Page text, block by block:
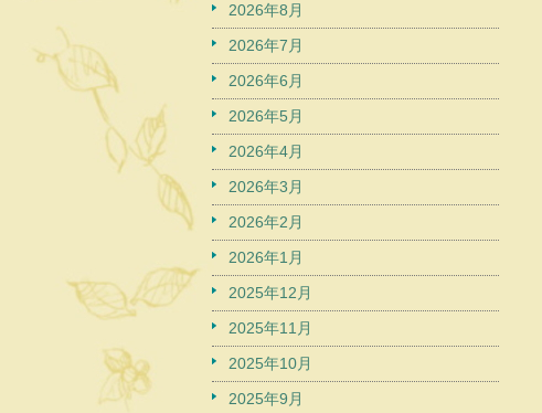
2026年8月
2026年7月
2026年6月
2026年5月
2026年4月
2026年3月
2026年2月
2026年1月
2025年12月
2025年11月
2025年10月
2025年9月